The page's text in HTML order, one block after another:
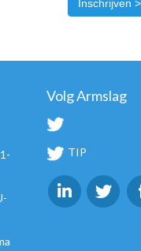
Volg Armslag
TIP